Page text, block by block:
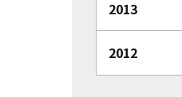
2013
2012